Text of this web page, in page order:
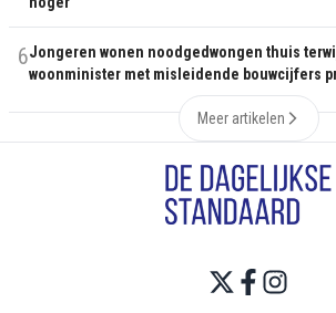
6Jongeren wonen noodgedwongen thuis
woonminister met misleidende bouwcijfers
Meer artikelen